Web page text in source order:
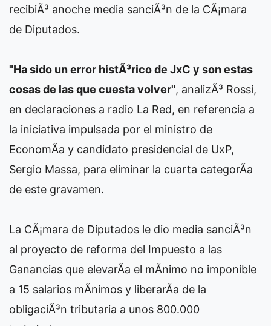
recibiÃ³ anoche media sanciÃ³n de la CÃ¡mara
de Diputados.
"Ha sido un error histÃ³rico de JxC y son estas
cosas de las que cuesta volver", analizÃ³ Rossi,
en declaraciones a radio La Red, en referencia a
la iniciativa impulsada por el ministro de
EconomÃ­a y candidato presidencial de UxP,
Sergio Massa, para eliminar la cuarta categorÃ­a
de este gravamen.
La CÃ¡mara de Diputados le dio media sanciÃ³n
al proyecto de reforma del Impuesto a las
Ganancias que elevarÃ­a el mÃ­nimo no imponible
a 15 salarios mÃ­nimos y liberarÃ­a de la
obligaciÃ³n tributaria a unos 800.000